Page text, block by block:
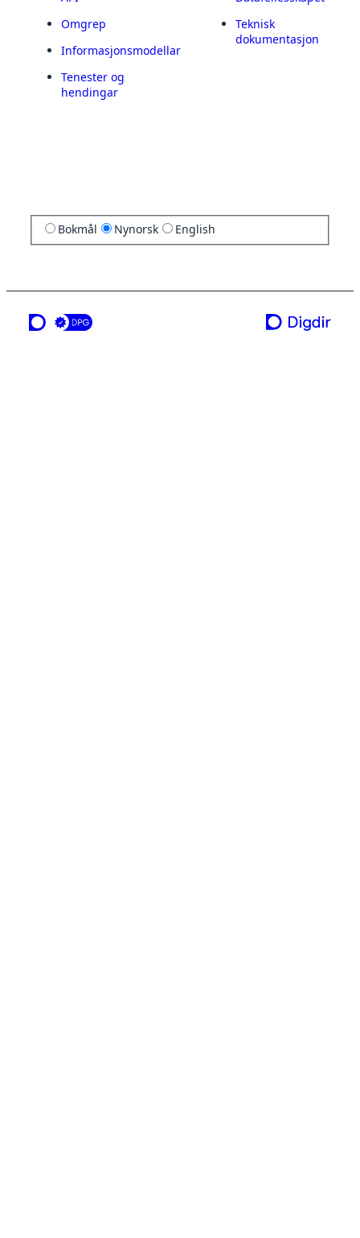
Omgrep
Informasjonsmodellar
Tenester og
hendingar
Teknisk
dokumentasjon
Bokmål Nynorsk English